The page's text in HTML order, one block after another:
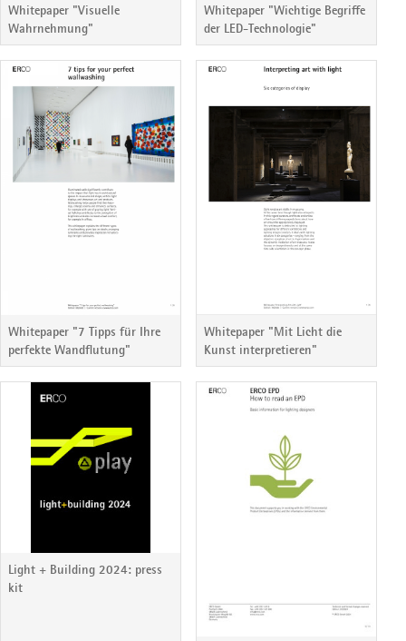
Whitepaper "Visuelle
Wahrnehmung"
Whitepaper "Wichtige Begriffe
der LED-Technologie"
Whitepaper "7 Tipps für Ihre
perfekte Wandflutung"
Whitepaper "Mit Licht die
Kunst interpretieren"
Light + Building 2024: press
kit